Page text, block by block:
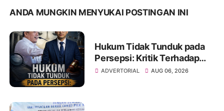
ANDA MUNGKIN MENYUKAI POSTINGAN INI
Hukum Tidak Tunduk pada
Persepsi: Kritik Terhadap
Monopoli Kebenaran oleh
ADVERTORIAL AUG 06, 2026